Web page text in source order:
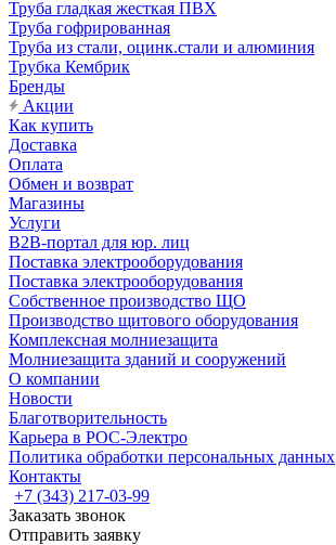
Труба гладкая жесткая ПВХ
Труба гофрированная
Труба из стали, оцинк.стали и алюминия
Трубка Кембрик
Бренды
Акции
Как купить
Доставка
Оплата
Обмен и возврат
Магазины
Услуги
B2B-портал для юр. лиц
Поставка электрооборудования
Поставка электрооборудования
Собственное производство ЩО
Производство щитового оборудования
Комплексная молниезащита
Молниезащита зданий и сооружений
О компании
Новости
Благотворительность
Карьера в РОС-Электро
Политика обработки персональных данных
Контакты
+7 (343) 217-03-99
Заказать звонок
Отправить заявку